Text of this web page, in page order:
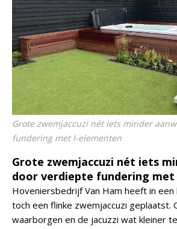
Grote zwemjaccuzi nét iets minder
fundering met l-elementen
Grote zwemjaccuzi nét iets
door verdiepte fundering
Hoveniersbedrijf Van Ham heeft in
toch een flinke zwemjaccuzi geplaatst.
waarborgen en de jacuzzi wat kleiner